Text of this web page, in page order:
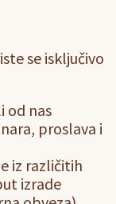
se isključivo
od nas
proslava i
iz različitih
izrade